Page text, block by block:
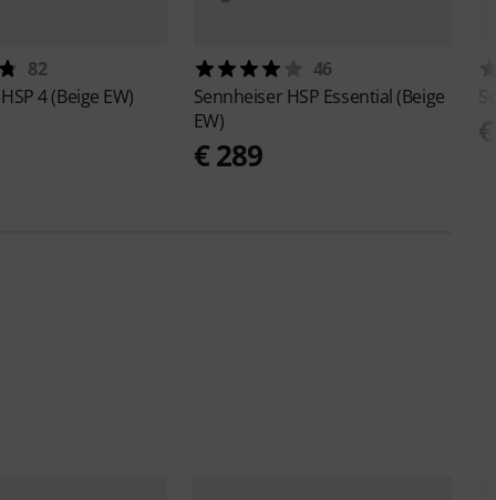
82
HSP 4 (Beige EW)
46
Sennheiser HSP Essential (Beige
EW)
€ 289